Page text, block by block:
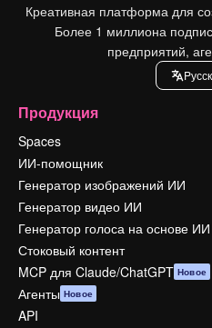
Креативная платформа для
Более 1 миллиона
предприятий,
Продукция
Spaces
ИИ-помощник
Генератор изображений ИИ
Генератор видео ИИ
Генератор голоса на основе ИИ
Стоковый контент
MCP для Claude/ChatGPT Новое
Агенты Новое
API